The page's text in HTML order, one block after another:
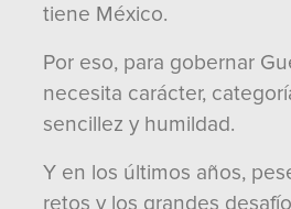
tiene México.
Por eso, para gobernar
necesita carácter,
sencillez y humildad.
Y en los últimos años,
retos y los grandes